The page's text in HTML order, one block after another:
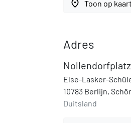
place Toon op kaart
Adres
Nollendorfplatz
Else-Lasker-
10783 Berlijn,
Duitsland